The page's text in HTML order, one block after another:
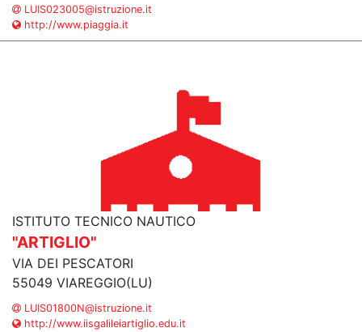
LUIS023005@istruzione.it
http://www.piaggia.it
ISTITUTO TECNICO NAUTICO
"ARTIGLIO"
VIA DEI PESCATORI
55049 VIAREGGIO(LU)
LUIS01800N@istruzione.it
http://www.iisgalileiartiglio.edu.it